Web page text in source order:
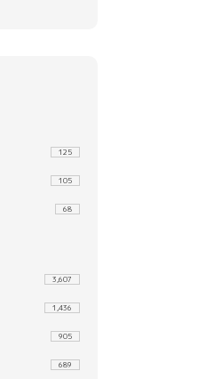
125
105
68
3,607
1,436
905
689